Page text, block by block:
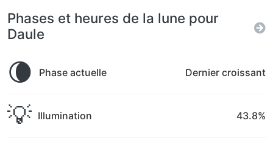
Phases et heures de la lune pour
Daule
🌘 Phase actuelle Dernier croissant
💡 Illumination 43.8%